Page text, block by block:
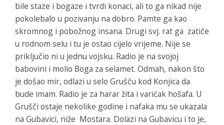
bile staze i bogaze i tvrdi konaci, ali to ga nikad nije
pokolebalo u pozivanju na dobro. Pamte ga kao
skromnog i pobožnog insana. Drugi svj. rat ga zatiče
u rodnom selu i tu je ostao cijelo vrijeme. Nije se
priključio ni u jednu vojsku. Radio je na svojoj
babovini i molio Boga za selamet. Odmah, nakon što
je došao mir, odlazi u selo Grušču kod Konjica da
bude imam. Radio je za harar žita i varićak hošafa. U
Grušči ostaje nekolike godine i nafaka mu se ukazala
na Gubavici, niže Mostara. Dolazi na Gubavicu i to je,